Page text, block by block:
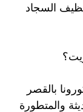
السجاد
بالقصر
والمتطورة